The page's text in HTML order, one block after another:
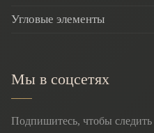
Угловые элементы
Мы в соцсетях
Подпишитесь, чтобы